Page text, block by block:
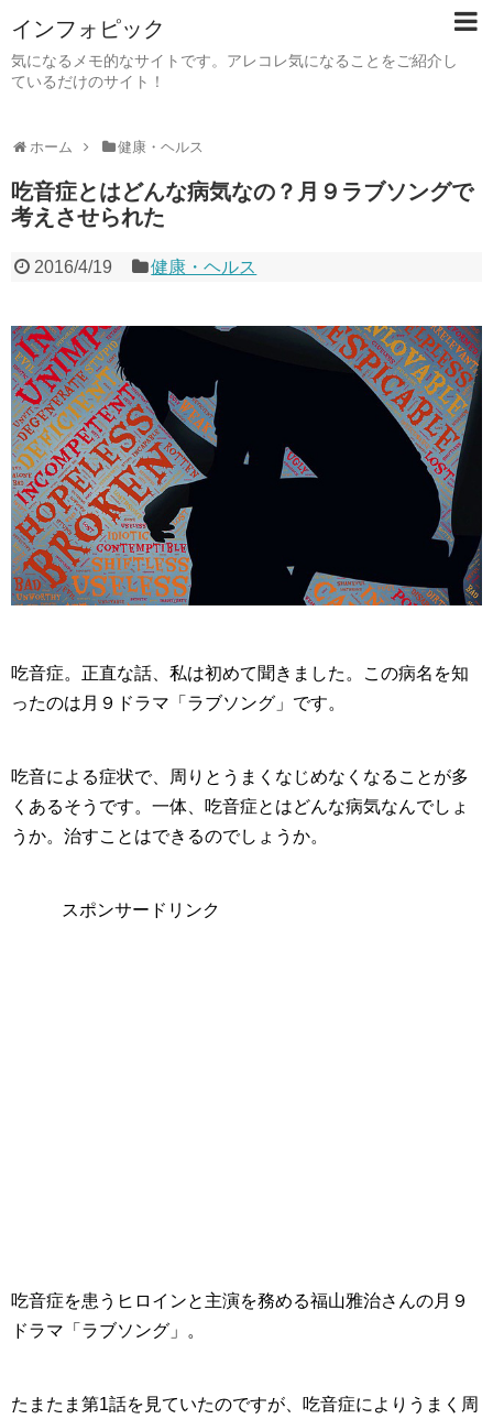
インフォピック
気になるメモ的なサイトです。アレコレ気になることをご紹介し
ているだけのサイト！
ホーム 健康・ヘルス
吃音症とはどんな病気なの？月９ラブソングで
考えさせられた
2016/4/19 健康・ヘルス
吃音症。正直な話、私は初めて聞きました。この病名を知
ったのは月９ドラマ「ラブソング」です。
吃音による症状で、周りとうまくなじめなくなることが多
くあるそうです。一体、吃音症とはどんな病気なんでしょ
うか。治すことはできるのでしょうか。
スポンサードリンク
吃音症を患うヒロインと主演を務める福山雅治さんの月９
ドラマ「 ラブソング 」。
たまたま第1話を見ていたのですが、 吃音症によりうまく周